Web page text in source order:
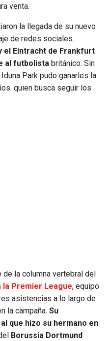
venta.
la llegada de su nuevo
de redes sociales.
el Eintracht de Frankfurt
al futbolista británico. Sin
Park pudo ganarles la
quien busca seguir los
la columna vertebral del
la Premier League, equipo
asistencias a lo largo de
la campaña. Su
que hizo su hermano en
Borussia Dortmund